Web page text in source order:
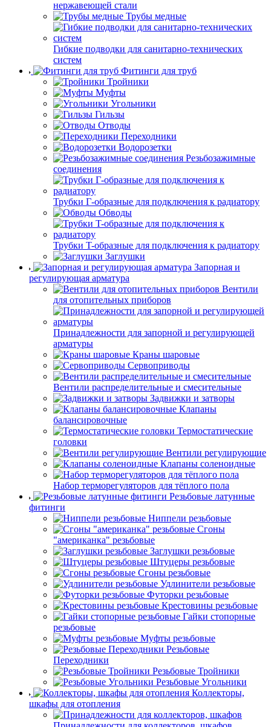
нержавеющей стали
Трубы медные
Гибкие подводки для санитарно-технических
систем
Фитинги для труб
Тройники
Муфты
Угольники
Гильзы
Отводы
Переходники
Водорозетки
Резьбозажимные
соединения
Трубки Г-образные для подключения к радиатору
Обводы
Трубки T-образные для подключения к радиатору
Заглушки
Запорная и
регулирующая арматура
Вентили
для отопительных приборов
Принадлежности для запорной и регулирующей
арматуры
Краны шаровые
Сервоприводы
Вентили распределительные и смесительные
Задвижки и затворы
Клапаны
балансировочные
Термостатические
головки
Вентили регулирующие
Клапаны соленоидные
Набор терморегуляторов для тёплого пола
Резьбовые латунные
фитинги
Ниппели резьбовые
Сгоны
"американка" резьбовые
Заглушки резьбовые
Штуцеры резьбовые
Сгоны резьбовые
Удлинители резьбовые
Футорки резьбовые
Крестовины резьбовые
Гайки стопорные
резьбовые
Муфты резьбовые
Резьбовые
Переходники
Резьбовые Тройники
Резьбовые Угольники
Коллекторы,
шкафы для отопления